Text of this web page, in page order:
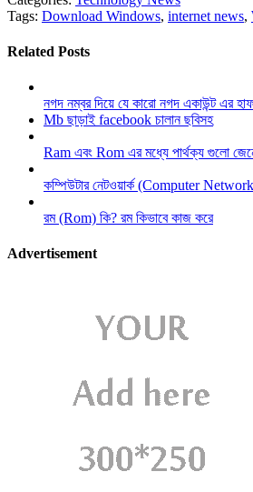
Tags: Download Windows, internet news,
Related Posts
নগদ নম্বর দিয়ে যে কারো নগদ একাউন্ট এর
Mb ছাড়াই facebook চালান ছবিসহ
Ram এবং Rom এর মধ্যে পার্থক্য গুলো
কম্পিউটার নেটওয়ার্ক (Computer
রম (Rom) কি? রম কিভাবে কাজ করে
Advertisement